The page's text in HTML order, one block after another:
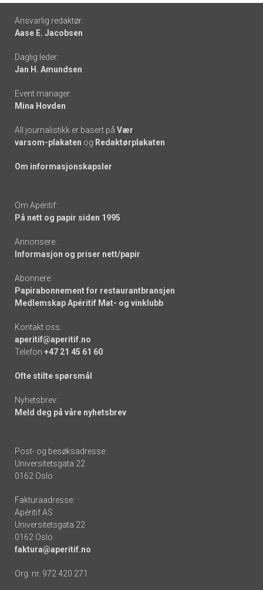
Footer
-
links
Ansvarlig redaktør:
Aase E. Jacobsen
Daglig leder:
Jan H. Amundsen
Event manager:
Mina Hovden
All journalistikk er basert på Vær
varsom-plakaten og Redaktørplakaten
Om informasjonskapsler
Om Apéritif:
På nett og papir siden 1995
Annonsere:
Informasjon og priser nett/papir
Abonnere:
Papirabonnement for restaurantbransjen
Medlemskap Apéritif Mat- og vinklubb
Kontakt oss:
aperitif@aperitif.no
Telefon +47 21 45 61 60
Ofte stilte spørsmål
Nyhetsbrev:
Meld deg på våre nyhetsbrev
Post- og besøksadresse:
Universitetsgata 22
0162 Oslo
Fakturaadresse:
Apéritif AS
Universitetsgata 22
0162 Oslo
faktura@aperitif.no
Org. nr. 972 420 271